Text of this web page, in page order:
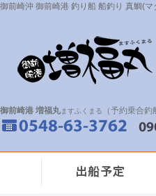
御前崎沖 御前崎港 釣り船 船釣り 真鯛(
御前崎港 増福丸ますふくまる （予約乗合